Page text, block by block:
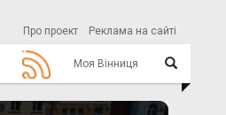
Про проект Реклама на сайті
Моя Вінниця